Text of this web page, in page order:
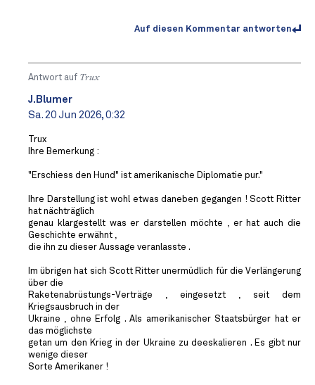
Auf diesen Kommentar antworten
Antwort auf Trux
J.Blumer
Sa. 20 Jun 2026, 0:32
Trux
Ihre Bemerkung :
"Erschiess den Hund" ist amerikanische Diplomatie pur."
Ihre Darstellung ist wohl etwas daneben gegangen ! Scott Ritter
hat nächträglich
genau klargestellt was er darstellen möchte , er hat auch die
Geschichte erwähnt ,
die ihn zu dieser Aussage veranlasste .
Im übrigen hat sich Scott Ritter unermüdlich für die Verlängerung
über die
Raketenabrüstungs-Verträge , eingesetzt , seit dem
Kriegsausbruch in der
Ukraine , ohne Erfolg . Als amerikanischer Staatsbürger hat er
das möglichste
getan um den Krieg in der Ukraine zu deeskalieren . Es gibt nur
wenige dieser
Sorte Amerikaner !